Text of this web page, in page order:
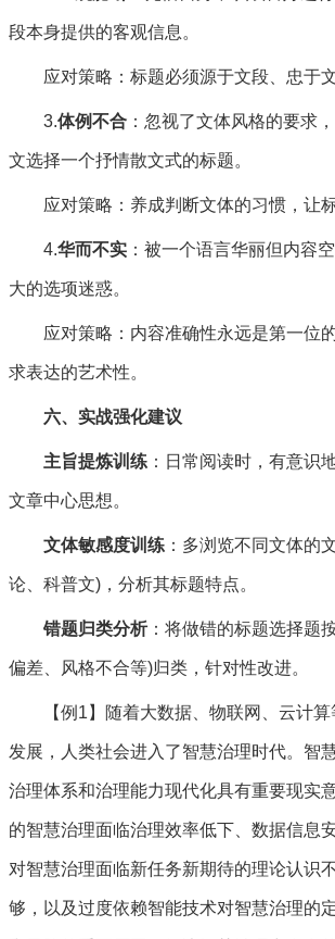
段本身提供的客观信息。
应对策略：标题必须源于文段、忠于文
3.体例不合 ：忽视了文体风格的要求
文选择一个抒情散文式的标题。
应对策略：养成判断文体的习惯，让标
4.华而不实 ：被一个语言华丽但内容
大的选项迷惑。
应对策略：内容准确性永远是第一位的
求表达的艺术性。
六、实战强化建议
主旨提炼训练 ：日常阅读时，有意识
文章中心思想。
文体敏感度训练 ：多浏览不同文体的
论、科普文)，分析其标题特点。
错题归类分析：将做错的标题选择题
偏差、风格不合等)归类，针对性改进。
【例1】随着大数据、物联网、云计算
发展，人类社会进入了智慧治理时代。智
治理体系和治理能力现代化具有重要现实
的智慧治理面临治理效率低下、数据信息
对智慧治理面临新任务新期待的理论认识
够，以及过度依赖智能技术对智慧治理的